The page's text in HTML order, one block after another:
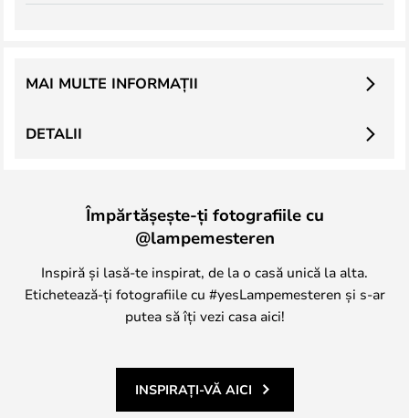
DETALII
MAI MULTE INFORMAȚII
Împărtășește-ți fotografiile cu
@lampemesteren
Inspiră și lasă-te inspirat, de la o casă unică la alta.
Etichetează-ți fotografiile cu #yesLampemesteren și s-ar
putea să îți vezi casa aici!
INSPIRAȚI-VĂ AICI